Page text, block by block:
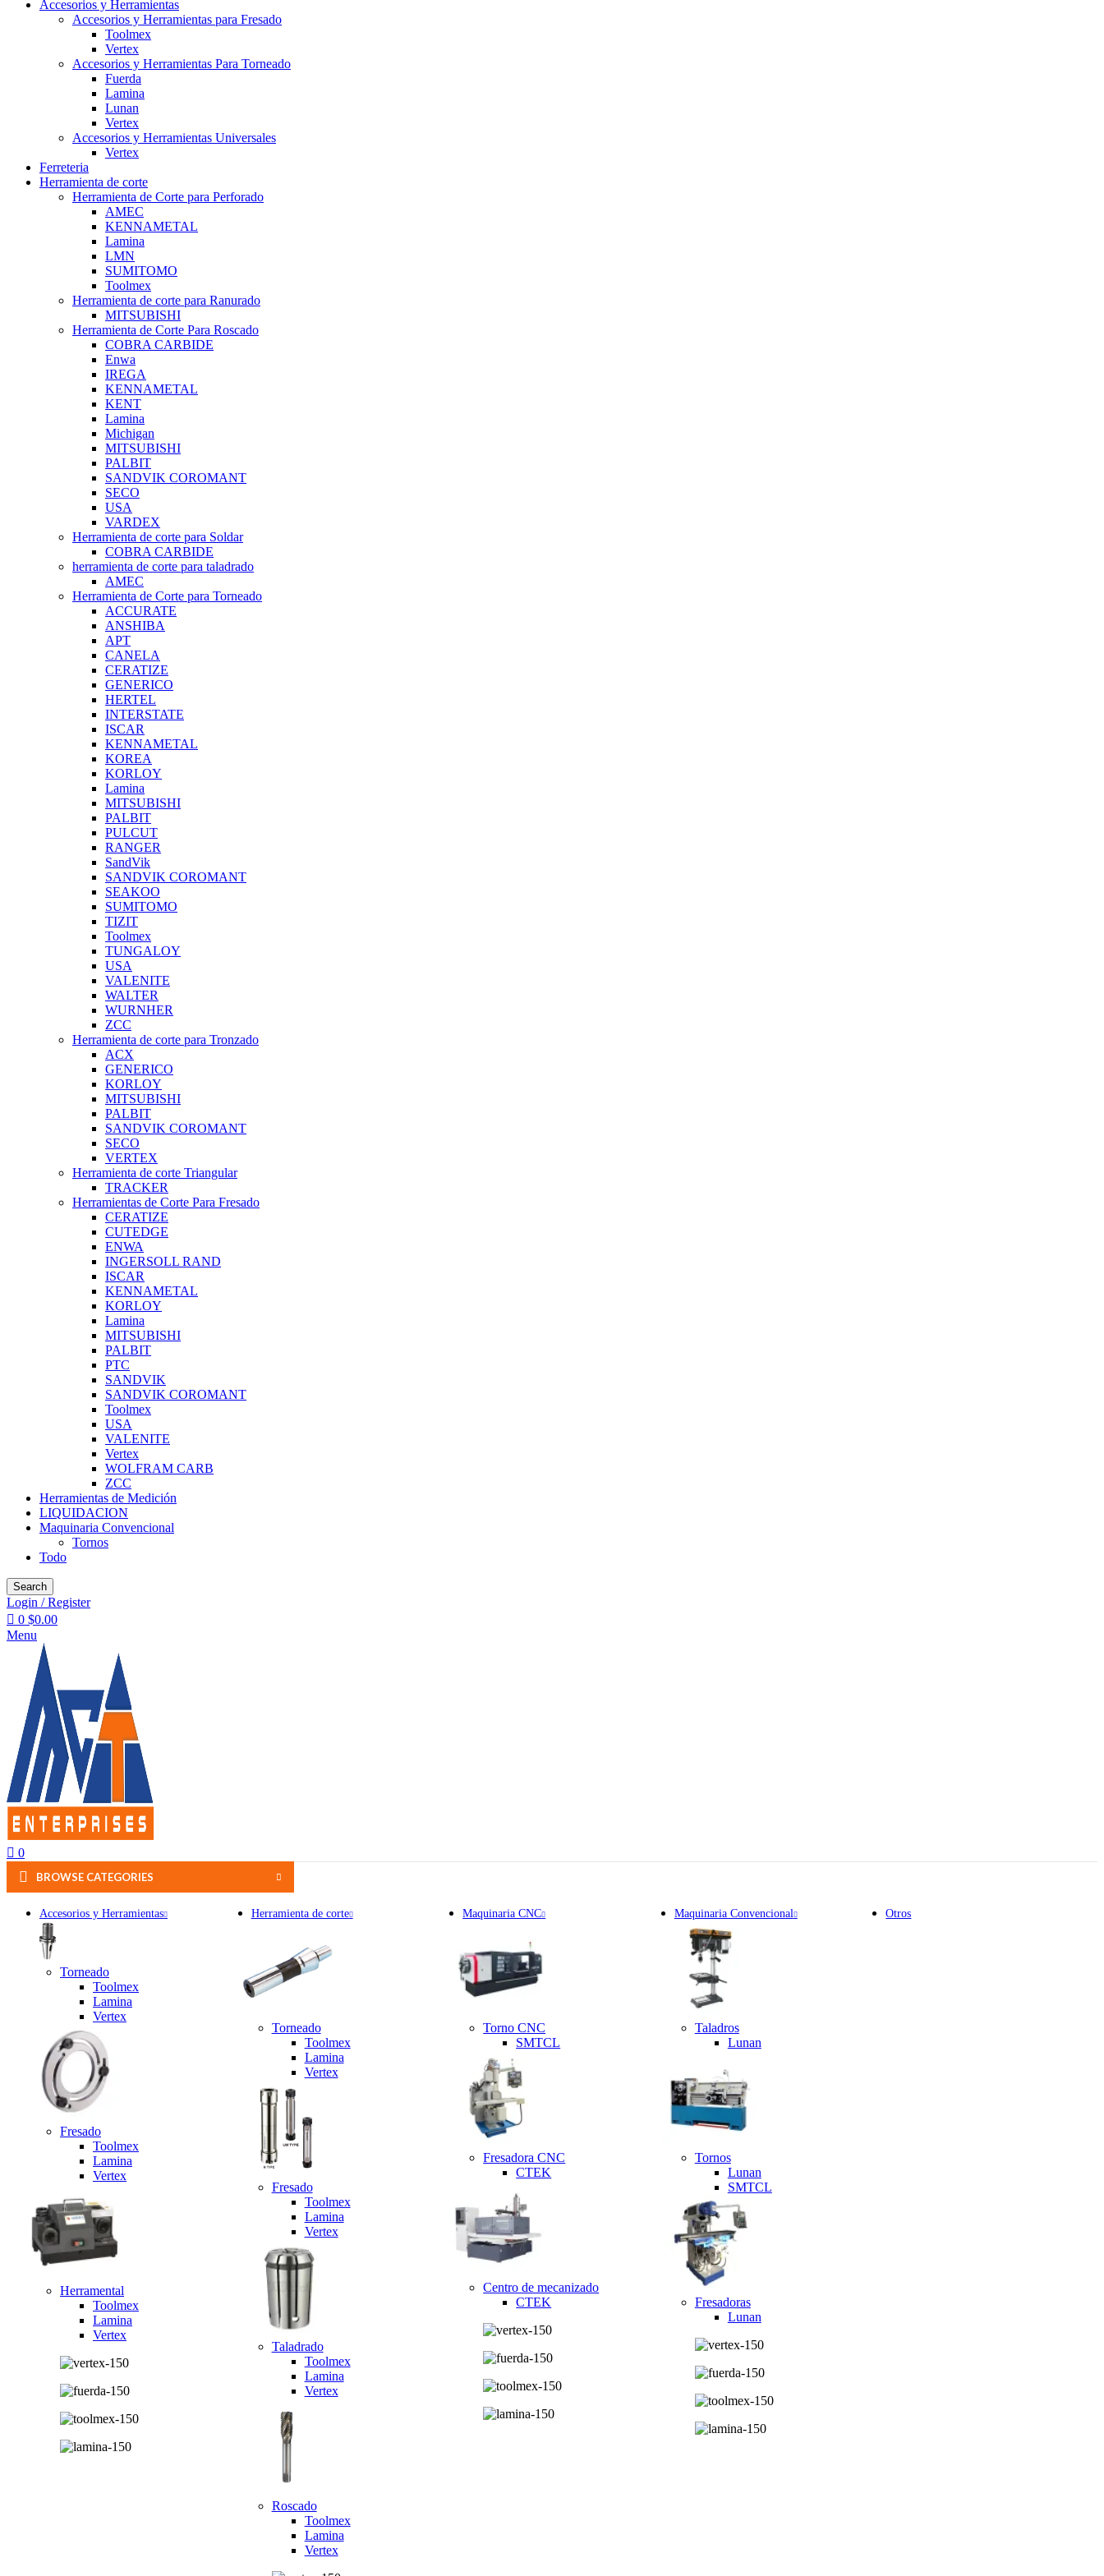
Accesorios y Herramientas
Accesorios y Herramientas para Fresado
Toolmex
Vertex
Accesorios y Herramientas Para Torneado
Fuerda
Lamina
Lunan
Vertex
Accesorios y Herramientas Universales
Vertex
Ferreteria
Herramienta de corte
Herramienta de Corte para Perforado
AMEC
KENNAMETAL
Lamina
LMN
SUMITOMO
Toolmex
Herramienta de corte para Ranurado
MITSUBISHI
Herramienta de Corte Para Roscado
COBRA CARBIDE
Enwa
IREGA
KENNAMETAL
KENT
Lamina
Michigan
MITSUBISHI
PALBIT
SANDVIK COROMANT
SECO
USA
VARDEX
Herramienta de corte para Soldar
COBRA CARBIDE
herramienta de corte para taladrado
AMEC
Herramienta de Corte para Torneado
ACCURATE
ANSHIBA
APT
CANELA
CERATIZE
GENERICO
HERTEL
INTERSTATE
ISCAR
KENNAMETAL
KOREA
KORLOY
Lamina
MITSUBISHI
PALBIT
PULCUT
RANGER
SandVik
SANDVIK COROMANT
SEAKOO
SUMITOMO
TIZIT
Toolmex
TUNGALOY
USA
VALENITE
WALTER
WURNHER
ZCC
Herramienta de corte para Tronzado
ACX
GENERICO
KORLOY
MITSUBISHI
PALBIT
SANDVIK COROMANT
SECO
VERTEX
Herramienta de corte Triangular
TRACKER
Herramientas de Corte Para Fresado
CERATIZE
CUTEDGE
ENWA
INGERSOLL RAND
ISCAR
KENNAMETAL
KORLOY
Lamina
MITSUBISHI
PALBIT
PTC
SANDVIK
SANDVIK COROMANT
Toolmex
USA
VALENITE
Vertex
WOLFRAM CARB
ZCC
Herramientas de Medición
LIQUIDACION
Maquinaria Convencional
Tornos
Todo
Search
Login / Register
0 $0.00
Menu
0
BROWSE CATEGORIES
Accesorios y Herramientas
Torneado
Toolmex
Lamina
Vertex
Fresado
Toolmex
Lamina
Vertex
Herramental
Toolmex
Lamina
Vertex
Herramienta de corte
Torneado
Toolmex
Lamina
Vertex
Fresado
Toolmex
Lamina
Vertex
Taladrado
Toolmex
Lamina
Vertex
Roscado
Toolmex
Lamina
Vertex
Maquinaria CNC
Torno CNC
SMTCL
Fresadora CNC
CTEK
Centro de mecanizado
CTEK
Maquinaria Convencional
Taladros
Lunan
Tornos
Lunan
SMTCL
Fresadoras
Lunan
Otros